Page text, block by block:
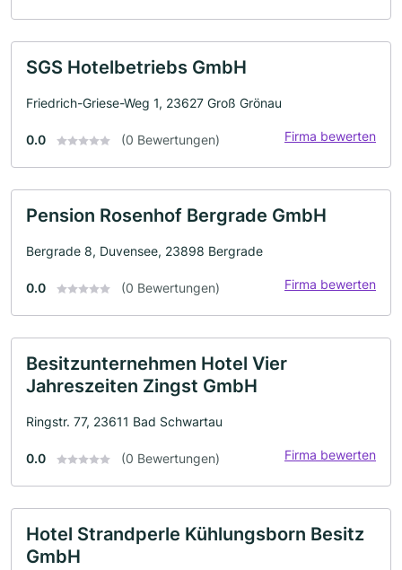
SGS Hotelbetriebs GmbH
Friedrich-Griese-Weg 1, 23627 Groß Grönau
0.0 (0 Bewertungen) Firma bewerten
Pension Rosenhof Bergrade GmbH
Bergrade 8, Duvensee, 23898 Bergrade
0.0 (0 Bewertungen) Firma bewerten
Besitzunternehmen Hotel Vier
Jahreszeiten Zingst GmbH
Ringstr. 77, 23611 Bad Schwartau
0.0 (0 Bewertungen) Firma bewerten
Hotel Strandperle Kühlungsborn Besitz
GmbH